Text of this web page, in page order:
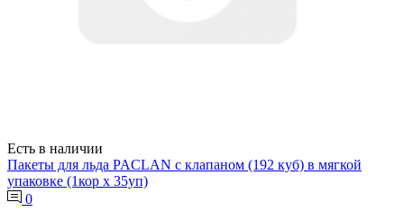
Есть в наличии
Пакеты для льда PACLAN с клапаном (192 куб) в мягкой
упаковке (1кор х 35уп)
0